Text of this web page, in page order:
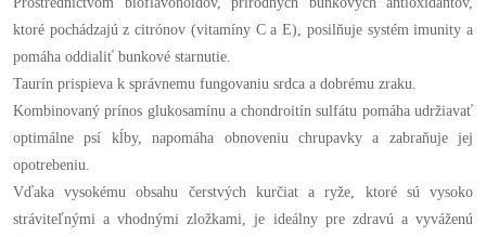
ktoré pochádzajú z citrónov (vitamíny C a E), posilňuje systém imunity a
pomáha oddialiť bunkové starnutie.
Taurín prispieva k správnemu fungovaniu srdca a dobrému zraku.
Kombinovaný prínos glukosamínu a chondroitín sulfátu pomáha udržiavať
optimálne psí kĺby, napomáha obnoveniu chrupavky a zabraňuje jej
opotrebeniu.
Vďaka vysokému obsahu čerstvých kurčiat a ryže, ktoré sú vysoko
stráviteľnými a vhodnými zložkami, je ideálny pre zdravú a vyváženú